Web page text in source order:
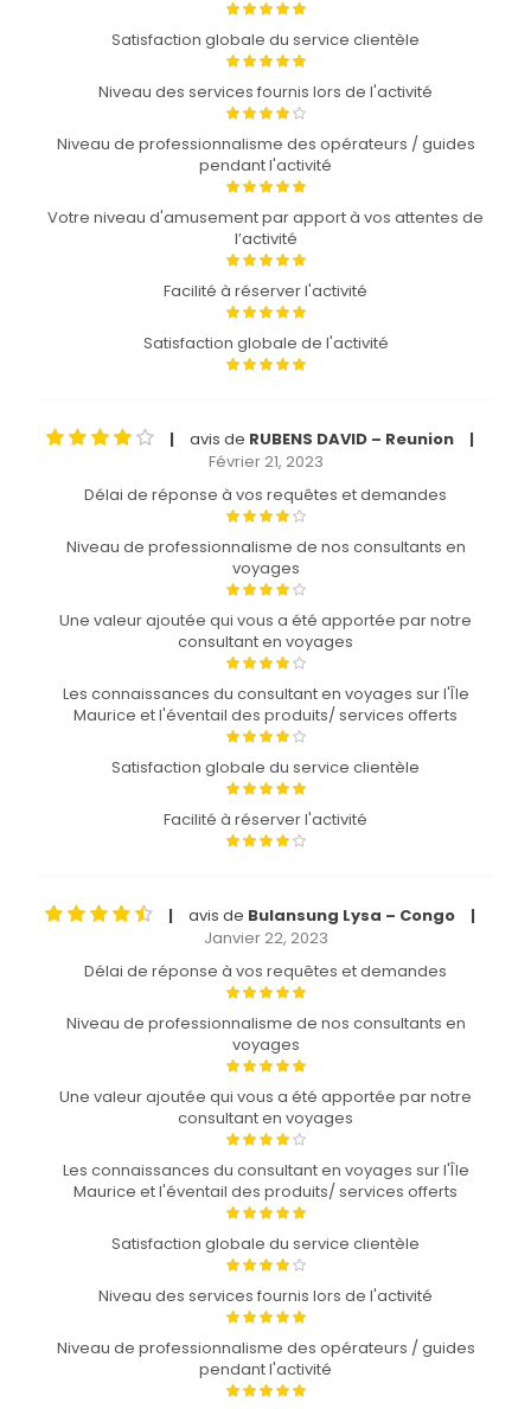
Satisfaction globale du service clientèle
Niveau des services fournis lors de l'activité
Niveau de professionnalisme des opérateurs / guides
pendant l'activité
Votre niveau d'amusement par apport à vos attentes de
l’activité
Facilité à réserver l'activité
Satisfaction globale de l'activité
| avis de RUBENS DAVID – Reunion |
Février 21, 2023
Délai de réponse à vos requêtes et demandes
Niveau de professionnalisme de nos consultants en
voyages
Une valeur ajoutée qui vous a été apportée par notre
consultant en voyages
Les connaissances du consultant en voyages sur l'Île
Maurice et l'éventail des produits/ services offerts
Satisfaction globale du service clientèle
Facilité à réserver l'activité
| avis de Bulansung Lysa – Congo |
Janvier 22, 2023
Délai de réponse à vos requêtes et demandes
Niveau de professionnalisme de nos consultants en
voyages
Une valeur ajoutée qui vous a été apportée par notre
consultant en voyages
Les connaissances du consultant en voyages sur l'Île
Maurice et l'éventail des produits/ services offerts
Satisfaction globale du service clientèle
Niveau des services fournis lors de l'activité
Niveau de professionnalisme des opérateurs / guides
pendant l'activité